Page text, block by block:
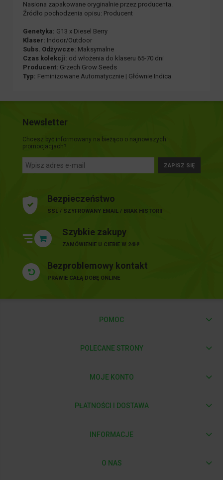
Nasiona zapakowane oryginalnie przez producenta.
Źródło pochodzenia opisu: Producent
Genetyka: G13 x Diesel Berry
Klaser: Indoor/Outdoor
Subs. Odżywcze: Maksymalne
Czas kolekcji: od włożenia do klaseru 65-70 dni
Producent: Grzech Grow Seeds
Typ: Feminizowane Automatycznie | Głównie Indica
Newsletter
Chcesz być informowany na bieżąco o najnowszych
promocjacjach?
ZAPISZ SIĘ
Bezpieczeństwo
SSL / SZYFROWANY EMAIL / BRAK HISTORII
Szybkie zakupy
ZAMÓWIENIE U CIEBIE W 24H!
Bezproblemowy kontakt
PRAWIE CAŁĄ DOBĘ ONLINE
POMOC
POLECANE STRONY
MOJE KONTO
PŁATNOŚCI I DOSTAWA
INFORMACJE
O NAS